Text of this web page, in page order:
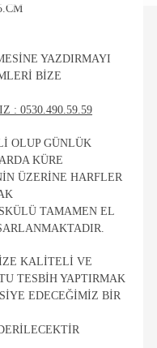
YAZDIRMAYI
BIZE
: 0530.490.59.59
OLUP GÜNLÜK
KÜRE
ÜZERINE HARFLER
TAMAMEN EL
KALITELI VE
TESBIH YAPTIRMAK
EDECEĞIMIZ BIR